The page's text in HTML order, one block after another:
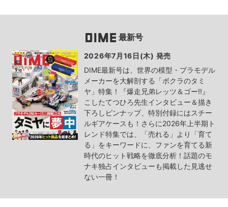
最新号
2026年7月16日(木) 発売
DIME最新号は、世界の模型・プラモデル
メーカーを大解剖する「ボクラのタミ
ヤ」特集！『爆走兄弟レッツ＆ゴー!!』
こしたてつひろ先生インタビュー＆描き
下ろしピンナップ、特別付録にはスチー
ルギアケースも！さらに2026年上半期ト
レンド特集では、「売れる」より「育て
る」をキーワードに、ファンを育てる新
時代のヒット戦略を徹底分析！話題のモ
ナキ独占インタビューも掲載した見逃せ
ない一冊！